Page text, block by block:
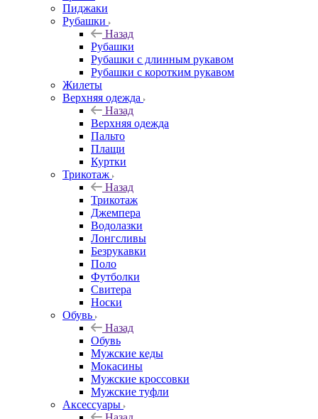
Пиджаки
Рубашки
Назад
Рубашки
Рубашки с длинным рукавом
Рубашки с коротким рукавом
Жилеты
Верхняя одежда
Назад
Верхняя одежда
Пальто
Плащи
Куртки
Трикотаж
Назад
Трикотаж
Джемпера
Водолазки
Лонгсливы
Безрукавки
Поло
Футболки
Свитера
Носки
Обувь
Назад
Обувь
Мужские кеды
Мокасины
Мужские кроссовки
Мужские туфли
Аксессуары